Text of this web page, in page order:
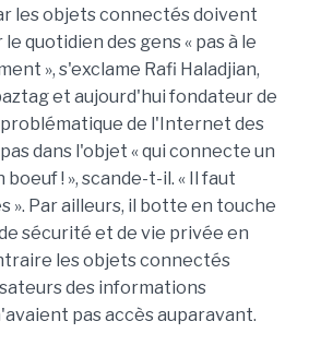
les objets connectés doivent
quotidien des gens « pas à le
», s'exclame Rafi Haladjian,
et aujourd'hui fondateur de
problématique de l'Internet des
dans l'objet « qui connecte un
! », scande-t-il. « Il faut
». Par ailleurs, il botte en touche
sécurité et de vie privée en
les objets connectés
des informations
pas accès auparavant.